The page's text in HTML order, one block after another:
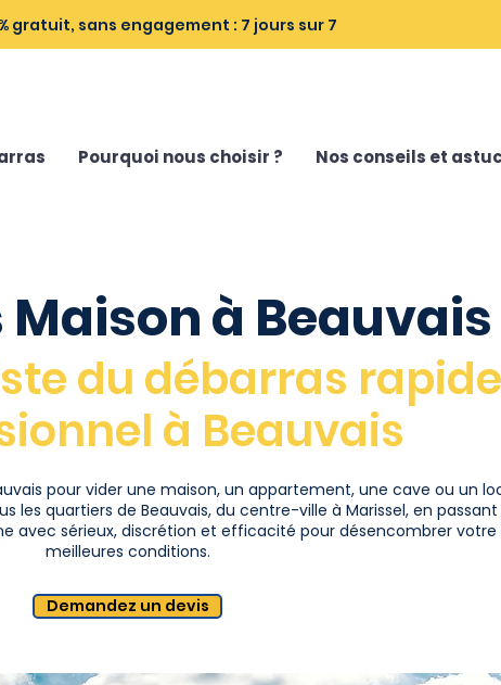
gratuit, sans engagement : 7 jours sur 7
Pourquoi nous choisir ? Nos conseils et
à Beauvais
du débarras
à Beauvais
pour vider une maison, un appartement, une cave ou un
les quartiers de Beauvais, du centre-ville à Marissel, en
avec sérieux, discrétion et efficacité pour désencombrer
meilleures conditions.
Demandez un devis